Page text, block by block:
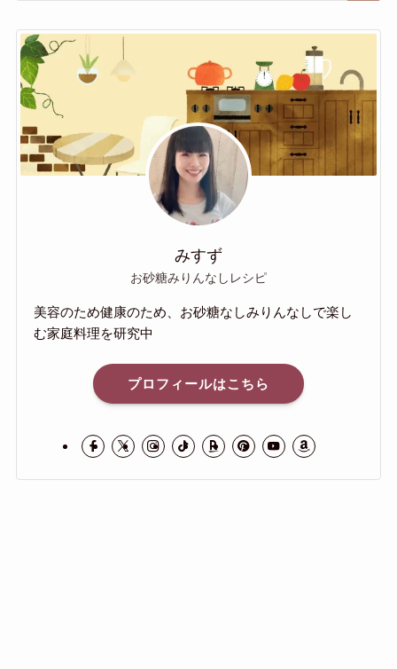
みすず
お砂糖みりんなしレシピ
美容のため健康のため、お砂糖なしみりんなしで楽し
む家庭料理を研究中
プロフィールはこちら